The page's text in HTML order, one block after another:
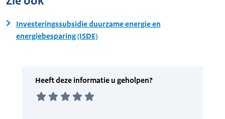
Investeringssubsidie duurzame energie en
energiebesparing (ISDE)